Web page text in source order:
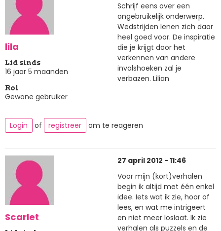
lila
Lid sinds
16 jaar 5 maanden
Rol
Gewone gebruiker
Schrijf eens over een
ongebruikelijk onderwerp.
Wedstrijden lenen zich daar
heel goed voor. De inspiratie
die je krijgt door het
verkennen van andere
invalshoeken zal je
verbazen. Lilian
Login of registreer om te reageren
Scarlet
27 april 2012 - 11:46
Voor mijn (kort)verhalen
begin ik altijd met één enkel
idee. Iets wat ik zie, hoor of
lees, en wat me intrigeert
en niet meer loslaat. Ik zie
verhalen als puzzels en de